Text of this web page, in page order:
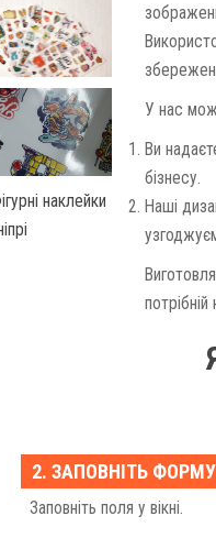
У нас
Ви
бізнесу.
Наші
потрібній
стікерів
Щоб
2. ЗАПОВНІТЬ ФОРМУ
Заповніть поля у вікні.